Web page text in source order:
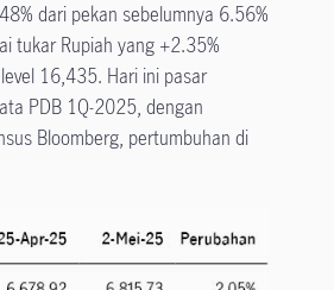
dari pekan sebelumnya 6.56%
tukar Rupiah yang +2.35%
16,435. Hari ini pasar
PDB 1Q-2025, dengan
Bloomberg, pertumbuhan di